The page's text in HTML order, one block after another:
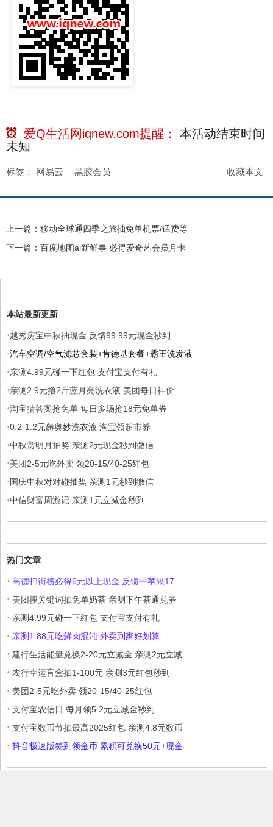
爱Q生活网iqnew.com提醒：
本活动结束时间
未知
收藏本文
标签： 网易云 黑胶会员
上一篇： 移动全球通四季之旅抽免单机票/话费等
下一篇： 百度地图ai新鲜事 必得爱奇艺会员月卡
本站最新更新
·越秀房宝中秋抽现金 反馈99.99元现金秒到
·汽车空调/空气滤芯套装+肯德基套餐+霸王洗发液
·亲测4.99元碰一下红包 支付宝支付有礼
·亲测2.9元撸2斤蓝月亮洗衣液 美团每日神价
·淘宝猜答案抢免单 每日多场抢18元免单券
·0.2-1.2元薅奥妙洗衣液 淘宝领超市券
·中秋赏明月抽奖 亲测2元现金秒到微信
·美团2-5元吃外卖 领20-15/40-25红包
·国庆中秋对对碰抽奖 亲测1元秒到微信
·中信财富周游记 亲测1元立减金秒到
热门文章
· 高德扫街榜必得6元以上现金 反馈中苹果17
· 美团搜关键词抽免单奶茶 亲测下午茶通兑券
· 亲测4.99元碰一下红包 支付宝支付有礼
· 亲测1.88元吃鲜肉混沌 外卖到家好划算
· 建行生活能量兑换2-20元立减金 亲测2元立减
· 农行幸运盲盒抽1-100元 亲测3元红包秒到
· 美团2-5元吃外卖 领20-15/40-25红包
· 支付宝农信日 每月领5.2元立减金秒到
· 支付宝数币节抽最高2025红包 亲测4.8元数币
· 抖音极速版签到领金币 累积可兑换50元+现金